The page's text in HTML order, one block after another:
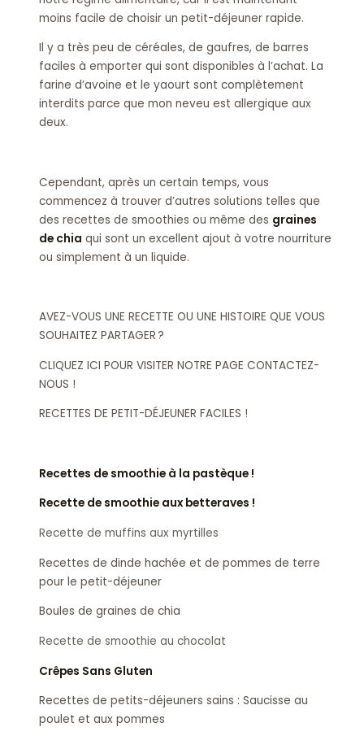
moins facile de choisir un petit-déjeuner rapide.
Il y a très peu de céréales, de gaufres, de barres
faciles à emporter qui sont disponibles à l’achat. La
farine d’avoine et le yaourt sont complètement
interdits parce que mon neveu est allergique aux
deux.
Cependant, après un certain temps, vous
commencez à trouver d’autres solutions telles que
des recettes de smoothies ou même des graines
de chia qui sont un excellent ajout à votre nourriture
ou simplement à un liquide.
AVEZ-VOUS UNE RECETTE OU UNE HISTOIRE QUE VOUS
SOUHAITEZ PARTAGER ?
CLIQUEZ ICI POUR VISITER NOTRE PAGE CONTACTEZ-
NOUS !
RECETTES DE PETIT-DÉJEUNER FACILES !
Recettes de smoothie à la pastèque !
Recette de smoothie aux betteraves !
Recette de muffins aux myrtilles
Recettes de dinde hachée et de pommes de terre
pour le petit-déjeuner
Boules de graines de chia
Recette de smoothie au chocolat
Crêpes Sans Gluten
Recettes de petits-déjeuners sains : Saucisse au
poulet et aux pommes